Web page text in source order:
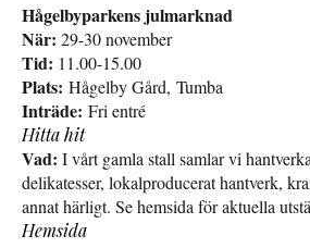
Hågelbyparkens julmarknad
När: 29-30 november
Tid: 11.00-15.00
Plats: Hågelby Gård, Tumba
Inträde: Fri entré
Hitta hit
Vad: I vårt gamla stall samlar vi
delikatesser, lokalproducerat hantverk,
annat härligt. Se hemsida för aktuella
Hemsida